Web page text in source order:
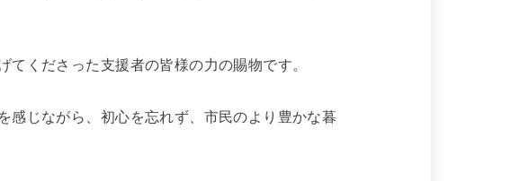
くださった支援者の皆様の力の賜物です。
感じながら、初心を忘れず、市民のより豊かな暮